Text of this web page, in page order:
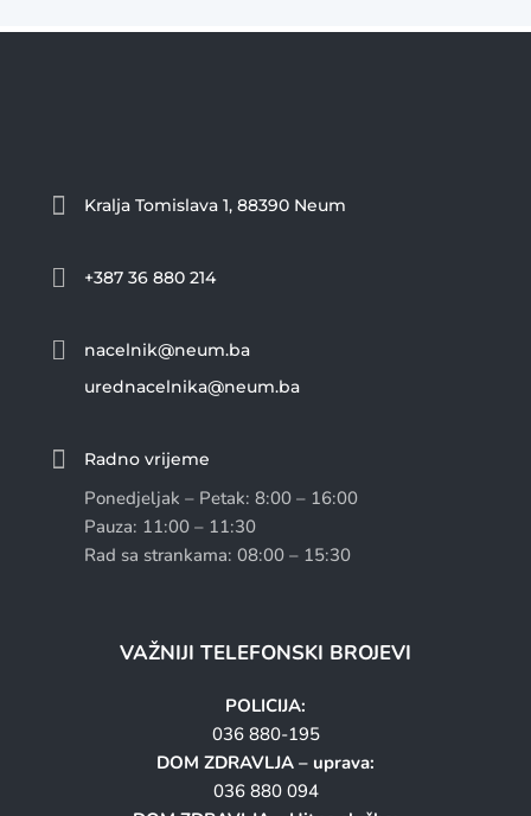
 Kralja Tomislava 1, 88390 Neum
 +387 36 880 214

nacelnik@neum.ba
urednacelnika@neum.ba
 Radno vrijeme
Ponedjeljak – Petak: 8:00 – 16:00
Pauza: 11:00 – 11:30
Rad sa strankama: 08:00 – 15:30
VAŽNIJI TELEFONSKI BROJEVI
POLICIJA:
036 880-195
DOM ZDRAVLJA – uprava:
036 880 094